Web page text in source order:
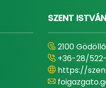
SZENT
2100
+36-28/
https://